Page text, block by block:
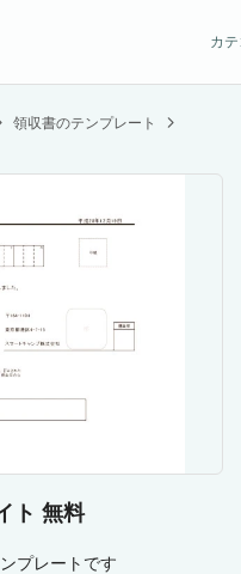
カ
領収書のテンプレート
ト 無料
プレートです